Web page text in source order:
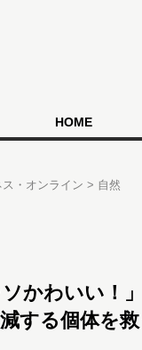
HOME
・オンライン 自然
ソかわいい！
する個体を